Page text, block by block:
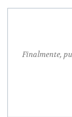
Finalmente,